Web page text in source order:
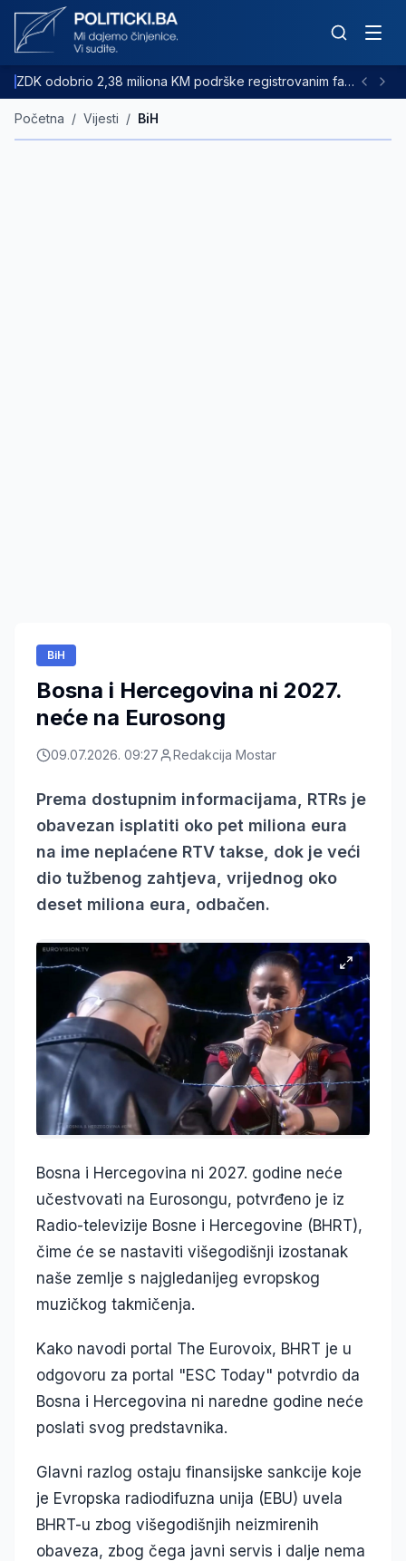
ZDK odobrio 2,38 miliona KM podrške registrovanim farmama goveda
Početna / Vijesti / BiH
BiH
Bosna i Hercegovina ni 2027.
neće na Eurosong
09.07.2026. 09:27 Redakcija Mostar
Prema dostupnim informacijama, RTRs je
obavezan isplatiti oko pet miliona eura
na ime neplaćene RTV takse, dok je veći
dio tužbenog zahtjeva, vrijednog oko
deset miliona eura, odbačen.
Bosna i Hercegovina ni 2027. godine neće
učestvovati na Eurosongu, potvrđeno je iz
Radio-televizije Bosne i Hercegovine (BHRT),
čime će se nastaviti višegodišnji izostanak
naše zemlje s najgledanijeg evropskog
muzičkog takmičenja.
Kako navodi portal The Eurovoix, BHRT je u
odgovoru za portal "ESC Today" potvrdio da
Bosna i Hercegovina ni naredne godine neće
poslati svog predstavnika.
Glavni razlog ostaju finansijske sankcije koje
je Evropska radiodifuzna unija (EBU) uvela
BHRT-u zbog višegodišnjih neizmirenih
obaveza, zbog čega javni servis i dalje nema